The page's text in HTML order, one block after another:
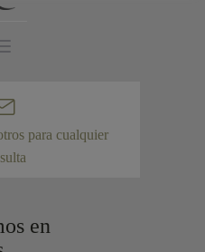
para cualquier
en